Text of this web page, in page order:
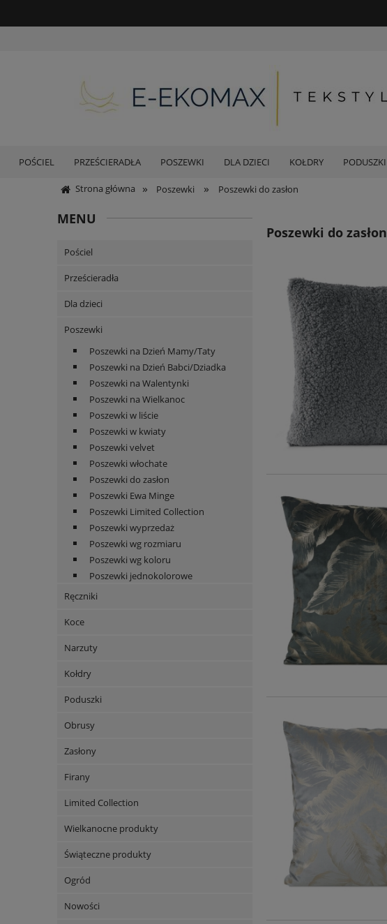
POŚCIEL PRZEŚCIERADŁA POSZEWKI DLA DZIECI KOŁDRY PODUSZKI
Strona główna » Poszewki » Poszewki do zasłon
MENU
Pościel
Prześcieradła
Dla dzieci
Poszewki
Poszewki na Dzień Mamy/Taty
Poszewki na Dzień Babci/Dziadka
Poszewki na Walentynki
Poszewki na Wielkanoc
Poszewki w liście
Poszewki w kwiaty
Poszewki velvet
Poszewki włochate
Poszewki do zasłon
Poszewki Ewa Minge
Poszewki Limited Collection
Poszewki wyprzedaż
Poszewki wg rozmiaru
Poszewki wg koloru
Poszewki jednokolorowe
Ręczniki
Koce
Narzuty
Kołdry
Poduszki
Obrusy
Zasłony
Firany
Limited Collection
Wielkanocne produkty
Świąteczne produkty
Ogród
Nowości
Poszewki do zasłon